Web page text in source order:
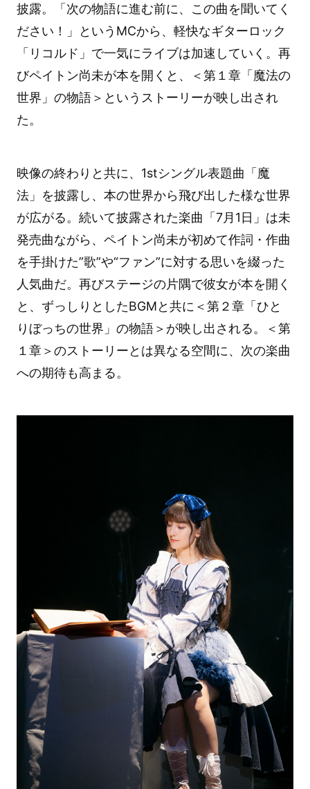
披露。「次の物語に進む前に、この曲を聞いてく
ださい！」というMCから、軽快なギターロック
「リコルド」で一気にライブは加速していく。再
びペイトン尚未が本を開くと、＜第１章「魔法の
世界」の物語＞というストーリーが映し出され
た。
映像の終わりと共に、1stシングル表題曲「魔
法」を披露し、本の世界から飛び出した様な世界
が広がる。続いて披露された楽曲「7月1日」は未
発売曲ながら、ペイトン尚未が初めて作詞・作曲
を手掛けた”歌”や“ファン”に対する思いを綴った
人気曲だ。再びステージの片隅で彼女が本を開く
と、ずっしりとしたBGMと共に＜第２章「ひと
りぼっちの世界」の物語＞が映し出される。＜第
１章＞のストーリーとは異なる空間に、次の楽曲
への期待も高まる。